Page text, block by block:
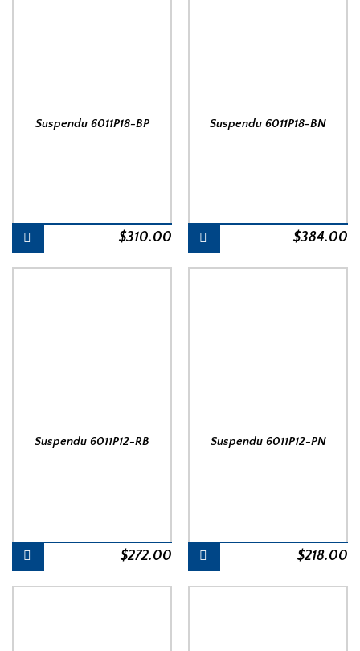
Suspendu 6011P18-BP
$310.00
Suspendu 6011P18-BN
$384.00
Suspendu 6011P12-RB
$272.00
Suspendu 6011P12-PN
$218.00